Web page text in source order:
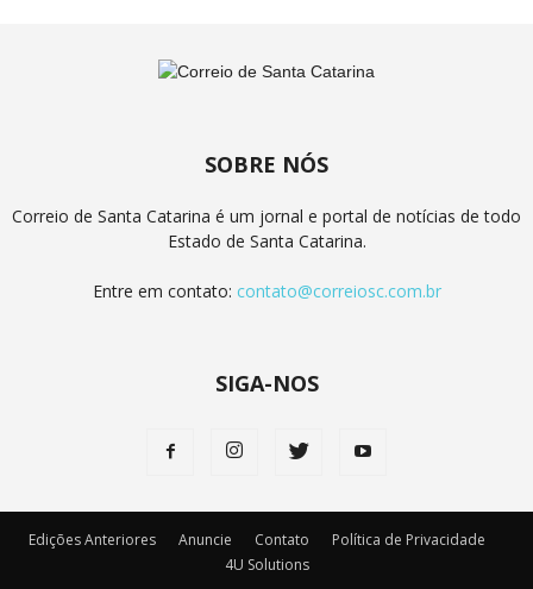
SOBRE NÓS
Correio de Santa Catarina é um jornal e portal de notícias de todo
Estado de Santa Catarina.
Entre em contato: contato@correiosc.com.br
SIGA-NOS
Edições Anteriores Anuncie Contato
Política de Privacidade
4U Solutions